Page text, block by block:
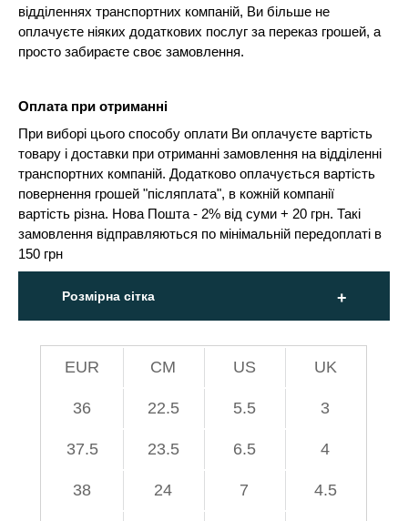
відділеннях транспортних компаній, Ви більше не
оплачуєте ніяких додаткових послуг за переказ грошей, а
просто забираєте своє замовлення.
Оплата при отриманні
При виборі цього способу оплати Ви оплачуєте вартість
товару і доставки при отриманні замовлення на відділенні
транспортних компаній. Додатково оплачується вартість
повернення грошей "післяплата", в кожній компанії
вартість різна. Нова Пошта - 2% від суми + 20 грн. Такі
замовлення відправляються по мінімальній передоплаті в
150 грн
Розмірна сітка
EUR СМ US UK
36 22.5 5.5 3
37.5 23.5 6.5 4
38 24 7 4.5